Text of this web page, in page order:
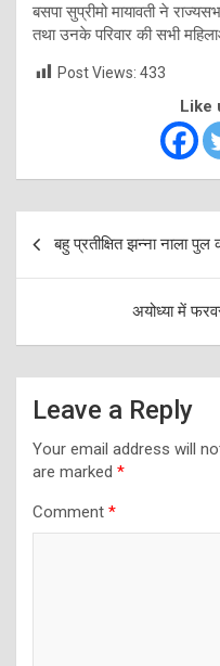
बसपा सुप्रीमो मायावती ने
तथा उनके परिवार की सभी
Post Views: 433
Like
navigation
बहु प्रतीक्षित झन्ना नाला पुल
अयोध्या में
Leave a Reply
Your email address will
are marked *
Comment *